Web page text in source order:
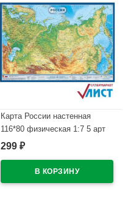
Карта России настенная
116*80 физическая 1:7 5 арт
КН029
299 ₽